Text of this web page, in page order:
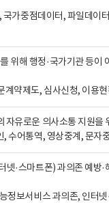
가중점데이터, 파일데이
위해 행정·국가기관 등이
계약제도, 심사신청, 이용현
유로운 의사소통 지원을
수어통역, 영상중계, 문자
넷·스마트폰) 과의존 예방
정보서비스 과의존, 인터